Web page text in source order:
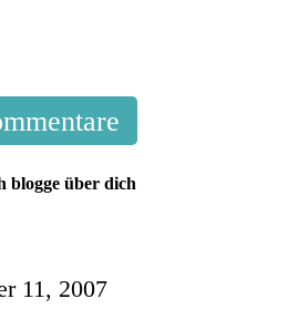
blogge über dich
11, 2007